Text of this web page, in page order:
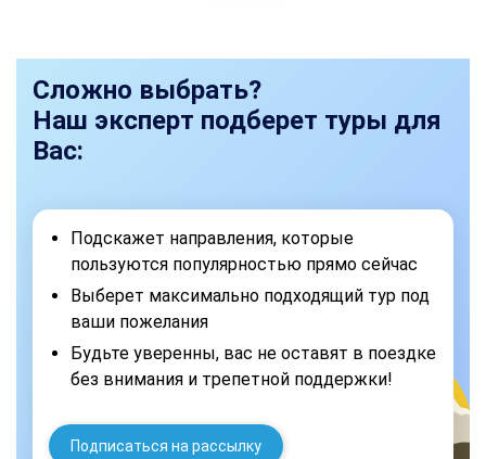
Сложно выбрать?
Наш эксперт подберет туры для
Вас:
Подскажет направления, которые
пользуются популярностью прямо сейчас
Выберет максимально подходящий тур под
ваши пожелания
Будьте уверенны, вас не оставят в поездке
без внимания и трепетной поддержки!
Подписаться на рассылку